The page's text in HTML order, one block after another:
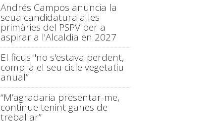
Andrés Campos anuncia la
seua candidatura a les
primàries del PSPV per a
aspirar a l'Alcaldia en 2027
El ficus "no s'estava perdent,
complia el seu cicle vegetatiu
anual”
“M’agradaria presentar-me,
continue tenint ganes de
treballar”